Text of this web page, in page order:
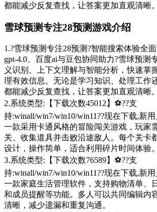
都能减少反复查找，让答案更加直观清晰。
雪球预测专注28预测游戏介绍
1.?雪球预测专注28预测?智能搜索体验全面
gpt-4.0、百度ai与豆包协同助力?雪球预测
义识别、上下文理解与智能分析，快速掌
理有效信息。无论是学习知识、处理工作
都能减少反复查找，让答案更加直观清晰。
2.系统类型:【下载次数45012】⚽??支
持:winall/win7/win10/win11??现在下载,新
一款采用卡通风格的冒险闯关游戏，玩家
关、收集道具并击败沿途敌人。每个关卡
设计，操作简单，适合利用碎片时间体验。
3.系统类型:【下载次数76589】⚽??支
持:winall/win7/win10/win11??现在下载,新
一款家庭生活管理软件，支持购物清单、
和成员提醒等功能。多人可以共同编辑内
清晰，减少遗漏和重复沟通。